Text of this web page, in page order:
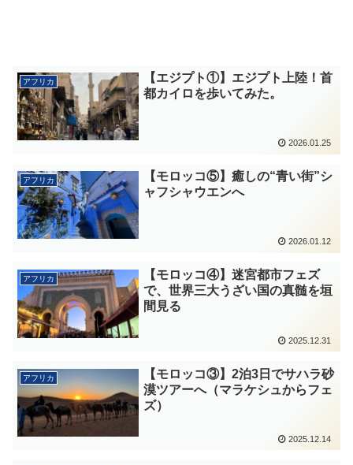
アフリカ
【エジプト①】エジプト上陸！首
都カイロを歩いてみた。
2026.01.25
アフリカ
【モロッコ⑤】癒しの“青い街”シ
ャフシャウエンへ
2026.01.12
アフリカ
【モロッコ④】迷宮都市フェズ
で、世界三大うざい国の真髄を垣
間見る
2025.12.31
アフリカ
【モロッコ③】2泊3日でサハラ砂
漠ツアーへ（マラケシュからフェ
ズ）
2025.12.14